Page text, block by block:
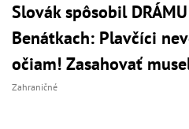
Slovák spôsobil
Benátkach: Plavčíci
očiam! Zasahovať
Zahraničné